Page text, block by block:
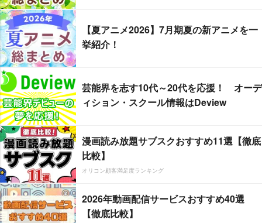
【夏アニメ2026】7月期夏の新アニメを一
挙紹介！
芸能界を志す10代～20代を応援！ オーデ
ィション・スクール情報はDeview
漫画読み放題サブスクおすすめ11選【徹底
比較】
オリコン顧客満足度ランキング
2026年動画配信サービスおすすめ40選
【徹底比較】